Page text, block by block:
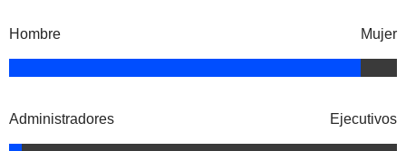
Hombre Mujer
Administradores Ejecutivos